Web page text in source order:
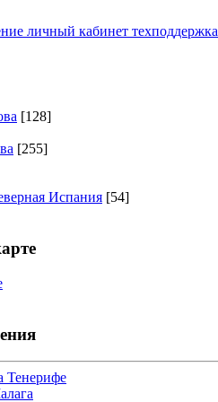
личный кабинет техподдержка
[128]
[255]
Испания [54]
Тенерифе